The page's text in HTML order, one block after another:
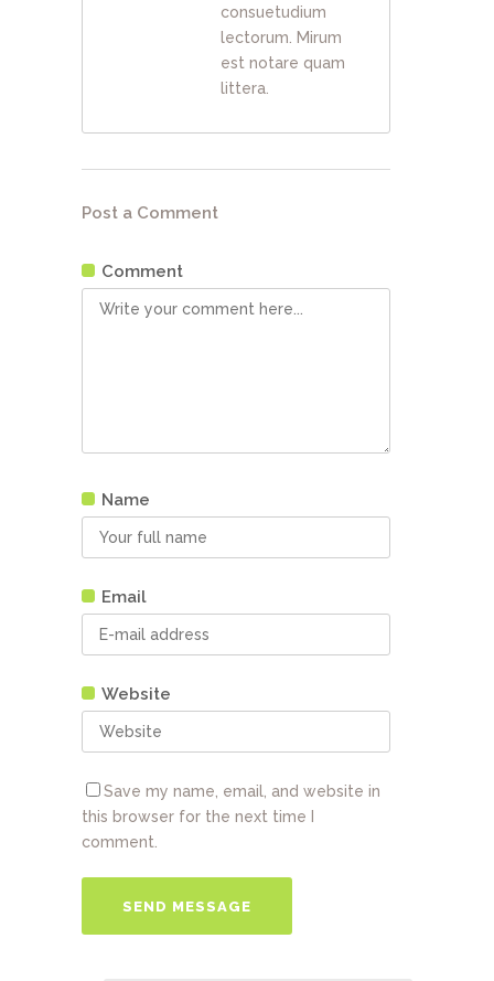
consuetudium
lectorum. Mirum
est notare quam
littera.
Post a Comment
Comment
Name
Email
Website
Save my name, email, and website in
this browser for the next time I
comment.